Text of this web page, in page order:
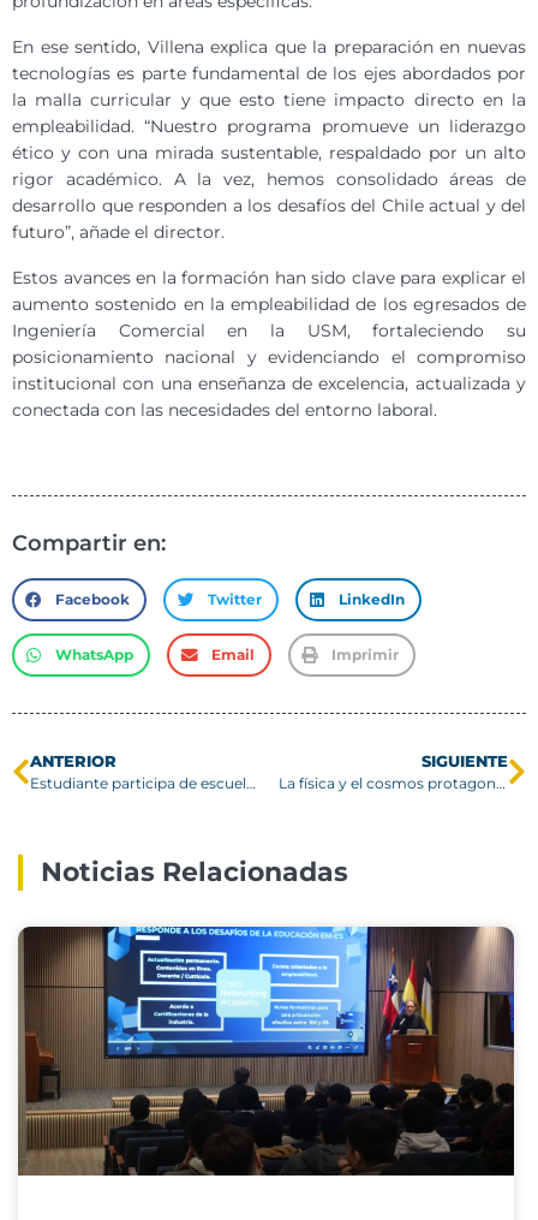
En ese sentido, Villena explica que la preparación en nuevas
tecnologías es parte fundamental de los ejes abordados por
la malla curricular y que esto tiene impacto directo en la
empleabilidad. “Nuestro programa promueve un liderazgo
ético y con una mirada sustentable, respaldado por un alto
rigor académico. A la vez, hemos consolidado áreas de
desarrollo que responden a los desafíos del Chile actual y del
futuro”, añade el director.
Estos avances en la formación han sido clave para explicar el
aumento sostenido en la empleabilidad de los egresados de
Ingeniería Comercial en la USM, fortaleciendo su
posicionamiento nacional y evidenciando el compromiso
institucional con una enseñanza de excelencia, actualizada y
conectada con las necesidades del entorno laboral.
Compartir en:
Facebook Twitter LinkedIn
WhatsApp Email Imprimir
ANTERIOR
Estudiante participa de escuela de verano en el CERN
SIGUIENTE
La física y el cosmos protagonizan nuevo ciclo de charlas abiertas en la USM
Noticias Relacionadas